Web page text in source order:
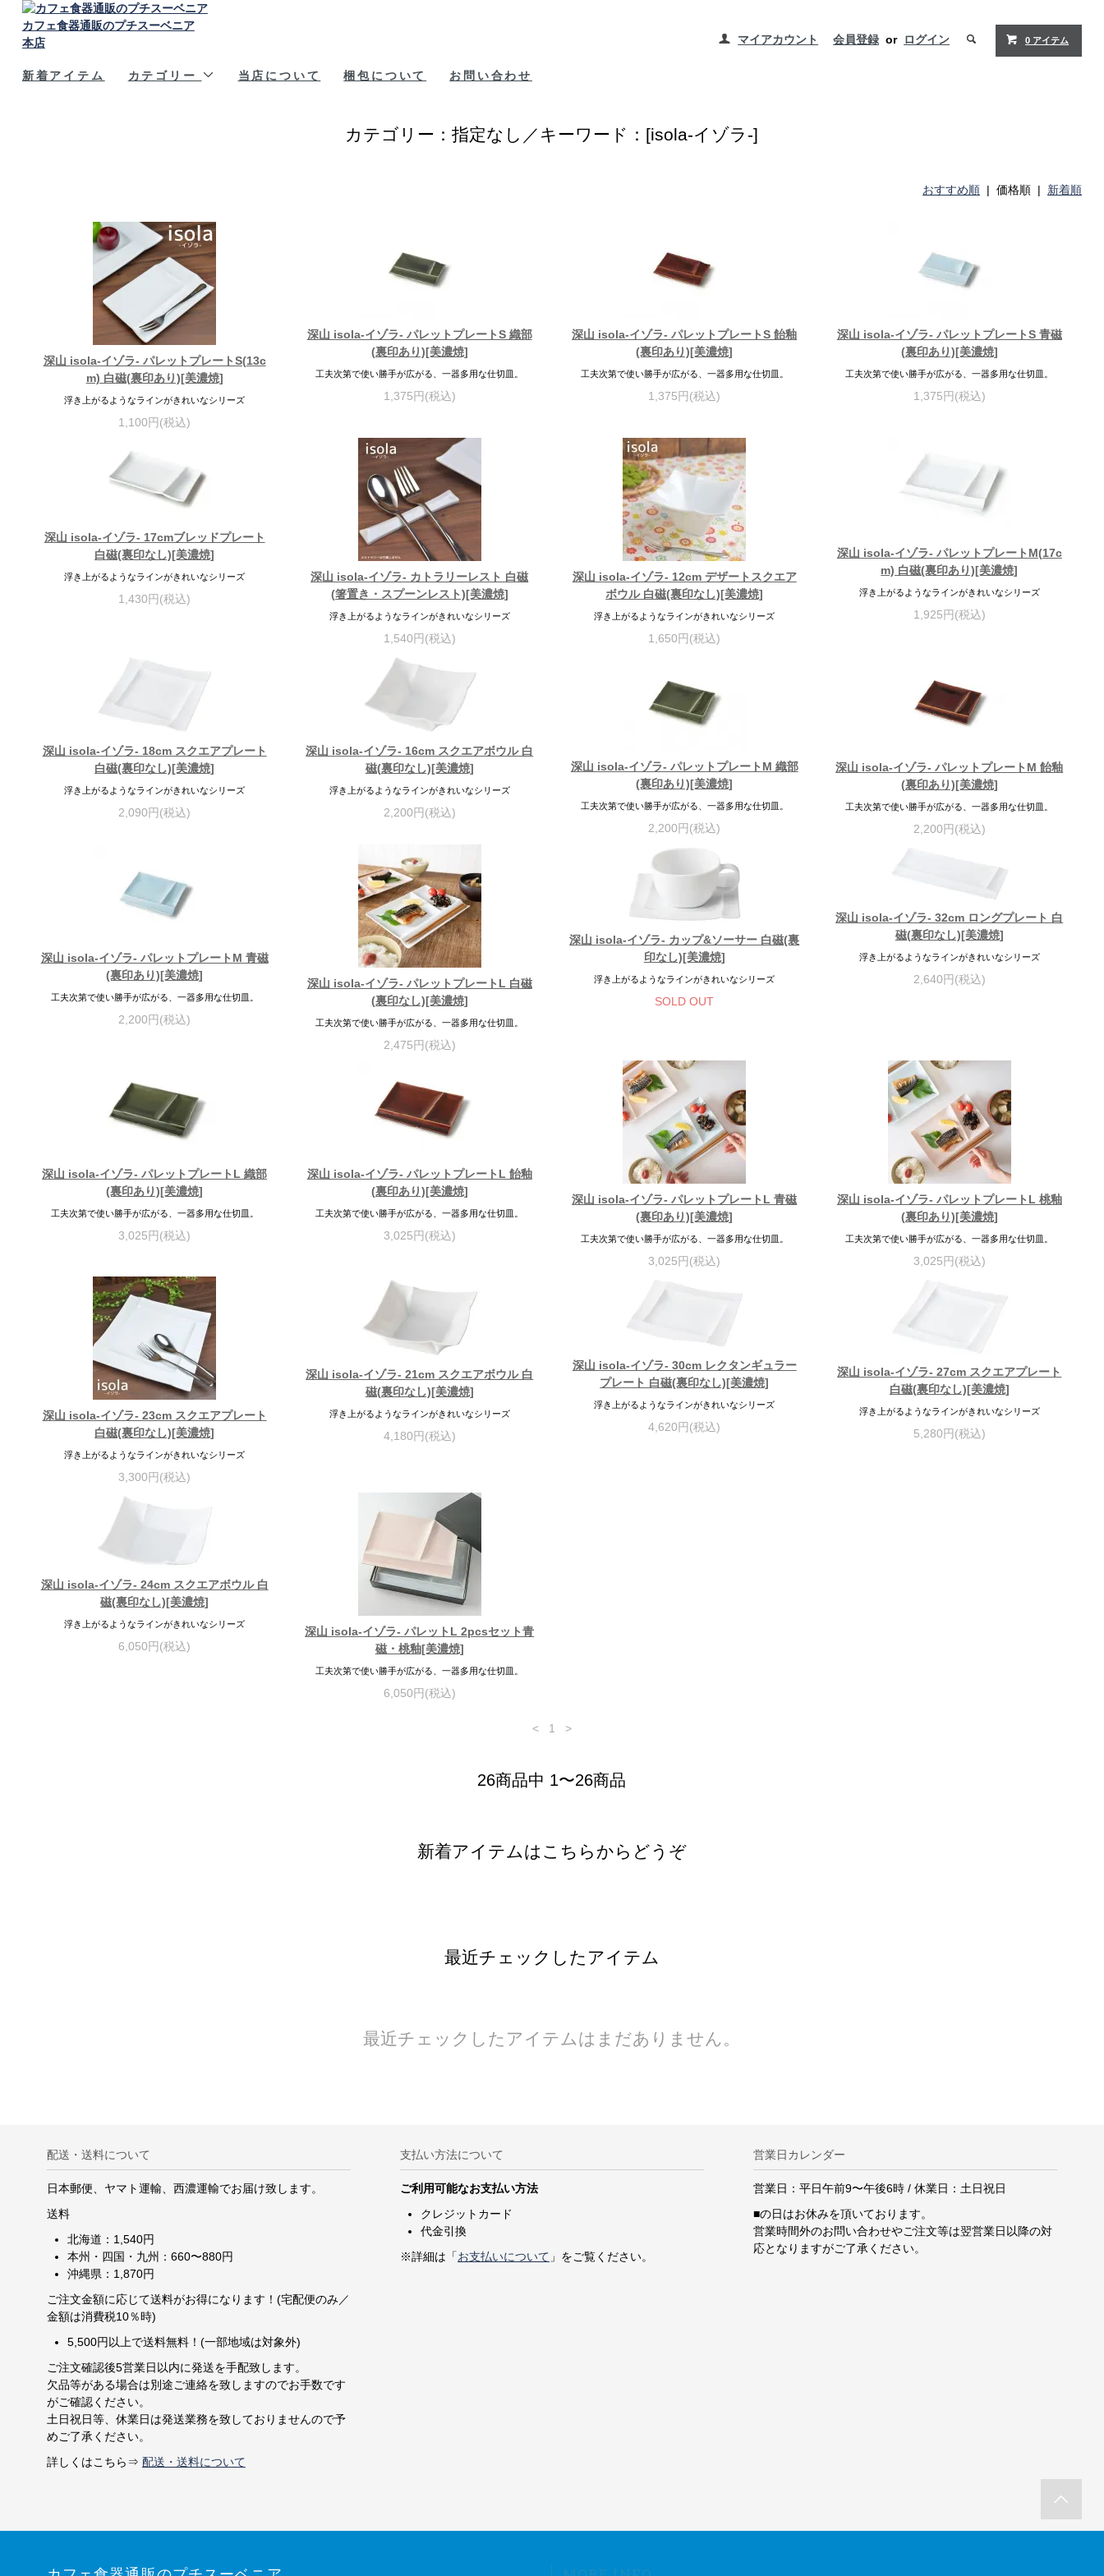
カフェ食器通販のプチスーベニア
本店
マイアカウント 会員登録 or ログイン 0 アイテム
新着アイテム カテゴリー 当店について 梱包について お問い合わせ
カテゴリー：指定なし／キーワード：[isola-イゾラ-]
おすすめ順 | 価格順 | 新着順
深山 isola-イゾラ- パレットプレートS(13c
m) 白磁(裏印あり)[美濃焼]
浮き上がるようなラインがきれいなシリーズ
1,100円(税込)
深山 isola-イゾラ- パレットプレートS 織部
(裏印あり)[美濃焼]
工夫次第で使い勝手が広がる、一器多用な仕切皿。
1,375円(税込)
深山 isola-イゾラ- パレットプレートS 飴釉
(裏印あり)[美濃焼]
工夫次第で使い勝手が広がる、一器多用な仕切皿。
1,375円(税込)
深山 isola-イゾラ- パレットプレートS 青磁
(裏印あり)[美濃焼]
工夫次第で使い勝手が広がる、一器多用な仕切皿。
1,375円(税込)
深山 isola-イゾラ- 17cmブレッドプレート
白磁(裏印なし)[美濃焼]
浮き上がるようなラインがきれいなシリーズ
1,430円(税込)
深山 isola-イゾラ- カトラリーレスト 白磁
(箸置き・スプーンレスト)[美濃焼]
浮き上がるようなラインがきれいなシリーズ
1,540円(税込)
深山 isola-イゾラ- 12cm デザートスクエア
ボウル 白磁(裏印なし)[美濃焼]
浮き上がるようなラインがきれいなシリーズ
1,650円(税込)
深山 isola-イゾラ- パレットプレートM(17c
m) 白磁(裏印あり)[美濃焼]
浮き上がるようなラインがきれいなシリーズ
1,925円(税込)
深山 isola-イゾラ- 18cm スクエアプレート
白磁(裏印なし)[美濃焼]
浮き上がるようなラインがきれいなシリーズ
2,090円(税込)
深山 isola-イゾラ- 16cm スクエアボウル 白
磁(裏印なし)[美濃焼]
浮き上がるようなラインがきれいなシリーズ
2,200円(税込)
深山 isola-イゾラ- パレットプレートM 織部
(裏印あり)[美濃焼]
工夫次第で使い勝手が広がる、一器多用な仕切皿。
2,200円(税込)
深山 isola-イゾラ- パレットプレートM 飴釉
(裏印あり)[美濃焼]
工夫次第で使い勝手が広がる、一器多用な仕切皿。
2,200円(税込)
深山 isola-イゾラ- パレットプレートM 青磁
(裏印あり)[美濃焼]
工夫次第で使い勝手が広がる、一器多用な仕切皿。
2,200円(税込)
深山 isola-イゾラ- パレットプレートL 白磁
(裏印なし)[美濃焼]
工夫次第で使い勝手が広がる、一器多用な仕切皿。
2,475円(税込)
深山 isola-イゾラ- カップ&ソーサー 白磁(裏
印なし)[美濃焼]
浮き上がるようなラインがきれいなシリーズ
SOLD OUT
深山 isola-イゾラ- 32cm ロングプレート 白
磁(裏印なし)[美濃焼]
浮き上がるようなラインがきれいなシリーズ
2,640円(税込)
深山 isola-イゾラ- パレットプレートL 織部
(裏印あり)[美濃焼]
工夫次第で使い勝手が広がる、一器多用な仕切皿。
3,025円(税込)
深山 isola-イゾラ- パレットプレートL 飴釉
(裏印あり)[美濃焼]
工夫次第で使い勝手が広がる、一器多用な仕切皿。
3,025円(税込)
深山 isola-イゾラ- パレットプレートL 青磁
(裏印あり)[美濃焼]
工夫次第で使い勝手が広がる、一器多用な仕切皿。
3,025円(税込)
深山 isola-イゾラ- パレットプレートL 桃釉
(裏印あり)[美濃焼]
工夫次第で使い勝手が広がる、一器多用な仕切皿。
3,025円(税込)
深山 isola-イゾラ- 23cm スクエアプレート
白磁(裏印なし)[美濃焼]
浮き上がるようなラインがきれいなシリーズ
3,300円(税込)
深山 isola-イゾラ- 21cm スクエアボウル 白
磁(裏印なし)[美濃焼]
浮き上がるようなラインがきれいなシリーズ
4,180円(税込)
深山 isola-イゾラ- 30cm レクタンギュラー
プレート 白磁(裏印なし)[美濃焼]
浮き上がるようなラインがきれいなシリーズ
4,620円(税込)
深山 isola-イゾラ- 27cm スクエアプレート
白磁(裏印なし)[美濃焼]
浮き上がるようなラインがきれいなシリーズ
5,280円(税込)
深山 isola-イゾラ- 24cm スクエアボウル 白
磁(裏印なし)[美濃焼]
浮き上がるようなラインがきれいなシリーズ
6,050円(税込)
深山 isola-イゾラ- パレットL 2pcsセット青
磁・桃釉[美濃焼]
工夫次第で使い勝手が広がる、一器多用な仕切皿。
6,050円(税込)
< 1 >
26商品中 1〜26商品
新着アイテムはこちらからどうぞ
最近チェックしたアイテム
最近チェックしたアイテムはまだありません。
配送・送料について
日本郵便、ヤマト運輸、西濃運輸でお届け致します。
送料
北海道：1,540円
本州・四国・九州：660〜880円
沖縄県：1,870円
ご注文金額に応じて送料がお得になります！(宅配便のみ／
金額は消費税10％時)
5,500円以上で送料無料！(一部地域は対象外)
ご注文確認後5営業日以内に発送を手配致します。
欠品等がある場合は別途ご連絡を致しますのでお手数です
がご確認ください。
土日祝日等、休業日は発送業務を致しておりませんので予
めご了承ください。
詳しくはこちら⇒ 配送・送料について
支払い方法について
ご利用可能なお支払い方法
クレジットカード
代金引換
※詳細は「お支払いについて 」をご覧ください。
営業日カレンダー
営業日：平日午前9〜午後6時 / 休業日：土日祝日
■の日はお休みを頂いております。
営業時間外のお問い合わせやご注文等は翌営業日以降の対
応となりますがご了承ください。